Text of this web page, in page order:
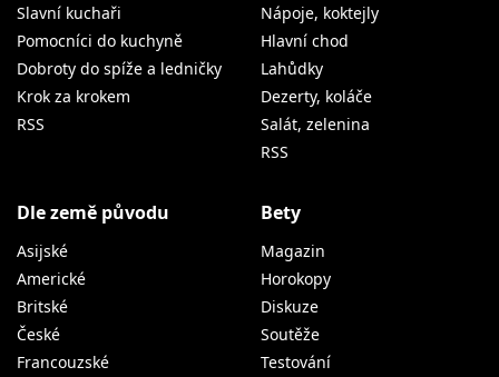
Slavní kuchaři
Pomocníci do kuchyně
Dobroty do spíže a ledničky
Krok za krokem
RSS
Nápoje, koktejly
Hlavní chod
Lahůdky
Dezerty, koláče
Salát, zelenina
RSS
Dle země původu
Asijské
Americké
Britské
České
Francouzské
Bety
Magazin
Horokopy
Diskuze
Soutěže
Testování